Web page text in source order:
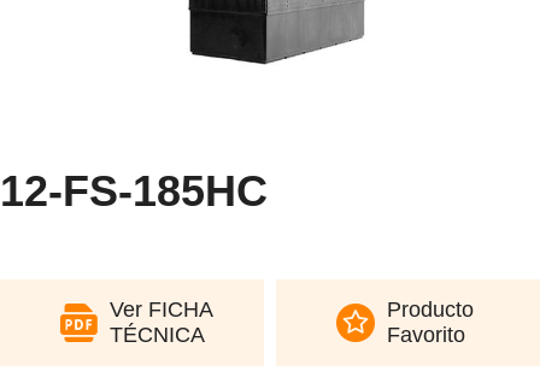
12-FS-185HC
Ver FICHA
TÉCNICA
Producto
Favorito